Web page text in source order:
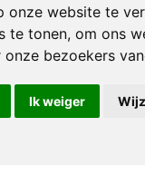
onze website te
te tonen, om ons
bezoekers
Ik weiger